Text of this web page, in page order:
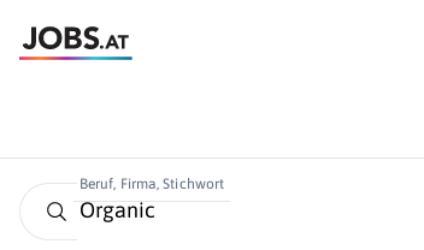
Beruf, Firma, Stichwort